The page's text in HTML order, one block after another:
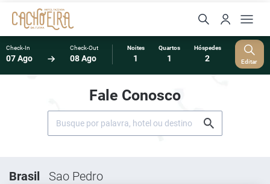
Check-In
07 Ago
Check-Out
08 Ago
Noites
1
Quartos
1
Hóspedes
2 Editar
Fale Conosco
Brasil Sao Pedro